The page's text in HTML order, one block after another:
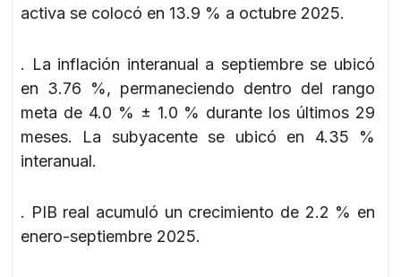
activa se colocó en 13.9 % a octubre 2025.
. La inflación interanual a septiembre se ubicó
en 3.76 %, permaneciendo dentro del rango
meta de 4.0 % ± 1.0 % durante los últimos 29
meses. La subyacente se ubicó en 4.35 %
interanual.
. PIB real acumuló un crecimiento de 2.2 % en
enero-septiembre 2025.